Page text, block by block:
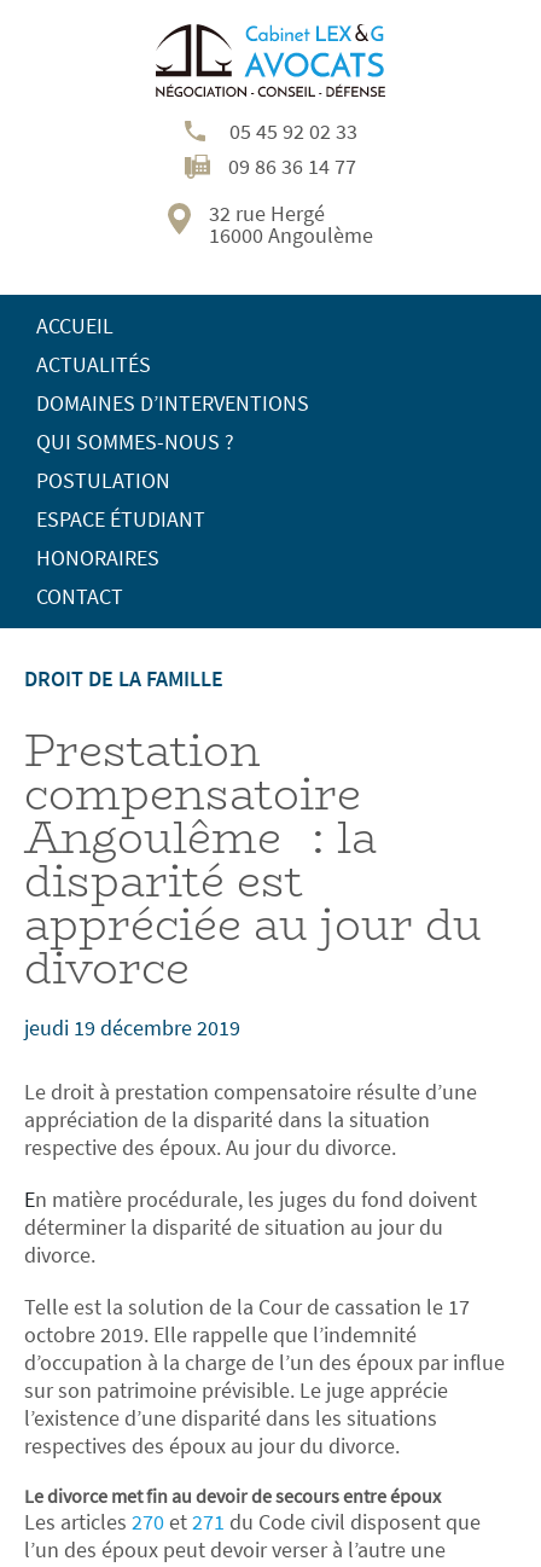
05 45 92 02 33
09 86 36 14 77
32 rue Hergé
16000 Angoulème
ACCUEIL
ACTUALITÉS
DOMAINES D’INTERVENTIONS
QUI SOMMES-NOUS ?
POSTULATION
ESPACE ÉTUDIANT
HONORAIRES
CONTACT
DROIT DE LA FAMILLE
Prestation
compensatoire
Angoulême : la
disparité est
appréciée au jour du
divorce
jeudi 19 décembre 2019
Le droit à prestation compensatoire résulte d’une
appréciation de la disparité dans la situation
respective des époux. Au jour du divorce.
En matière procédurale, les juges du fond doivent
déterminer la disparité de situation au jour du
divorce.
Telle est la solution de la Cour de cassation le 17
octobre 2019. Elle rappelle que l’indemnité
d’occupation à la charge de l’un des époux par influe
sur son patrimoine prévisible. Le juge apprécie
l’existence d’une disparité dans les situations
respectives des époux au jour du divorce.
Le divorce met fin au devoir de secours entre époux
Les articles 270et271 du Code civil disposent que
l’un des époux peut devoir verser à l’autre une